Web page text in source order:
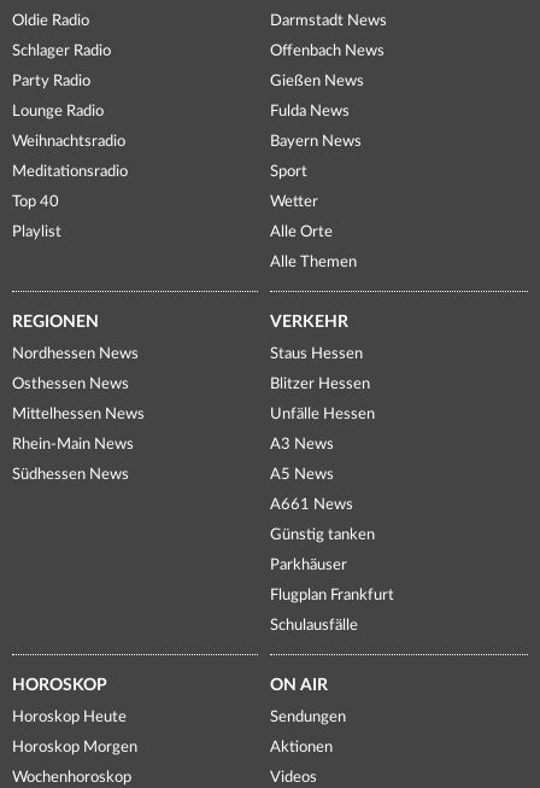
Oldie Radio
Schlager Radio
Party Radio
Lounge Radio
Weihnachtsradio
Meditationsradio
Top 40
Playlist
Darmstadt News
Offenbach News
Gießen News
Fulda News
Bayern News
Sport
Wetter
Alle Orte
Alle Themen
REGIONEN
Nordhessen News
Osthessen News
Mittelhessen News
Rhein-Main News
Südhessen News
VERKEHR
Staus Hessen
Blitzer Hessen
Unfälle Hessen
A3 News
A5 News
A661 News
Günstig tanken
Parkhäuser
Flugplan Frankfurt
Schulausfälle
HOROSKOP
Horoskop Heute
Horoskop Morgen
Wochenhoroskop
ON AIR
Sendungen
Aktionen
Videos